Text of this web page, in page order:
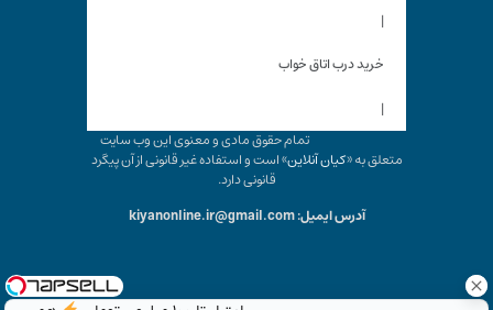
|
خرید درب اتاق خواب
|
تمام حقوق مادی و معنوی این وب سایت
متعلق به «کیان آنلاین» است و استفاده غیر قانونی از آن پیگرد
قانونی دارد.
آدرس ایمیل: kiyanonline.ir@gmail.com